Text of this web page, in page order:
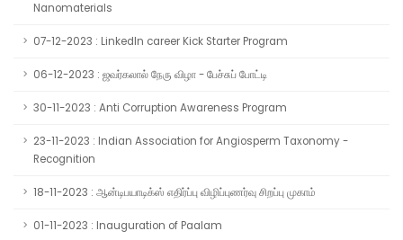
Nanomaterials
07-12-2023 : LinkedIn career Kick Starter Program
06-12-2023 : ஜவர்கலால் நேரு விழா - பேச்சுப் போட்டி
30-11-2023 : Anti Corruption Awareness Program
23-11-2023 : Indian Association for Angiosperm Taxonomy -
Recognition
18-11-2023 : ஆன்டிபயாடிக்ஸ் எதிர்ப்பு விழிப்புணர்வு சிறப்பு முகாம்
01-11-2023 : Inauguration of Paalam